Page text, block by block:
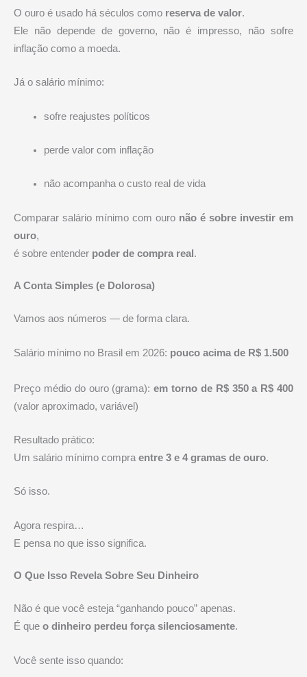
O ouro é usado há séculos como reserva de valor.
Ele não depende de governo, não é impresso, não sofre
inflação como a moeda.
Já o salário mínimo:
sofre reajustes políticos
perde valor com inflação
não acompanha o custo real de vida
Comparar salário mínimo com ouro não é sobre investir em
ouro,
é sobre entender poder de compra real.
A Conta Simples (e Dolorosa)
Vamos aos números — de forma clara.
Salário mínimo no Brasil em 2026: pouco acima de R$ 1.500
Preço médio do ouro (grama):em torno de R$ 350 a R$ 400
(valor aproximado, variável)
Resultado prático:
Um salário mínimo compra entre 3 e 4 gramas de ouro.
Só isso.
Agora respira…
E pensa no que isso significa.
O Que Isso Revela Sobre Seu Dinheiro
Não é que você esteja “ganhando pouco” apenas.
É que o dinheiro perdeu força silenciosamente.
Você sente isso quando: